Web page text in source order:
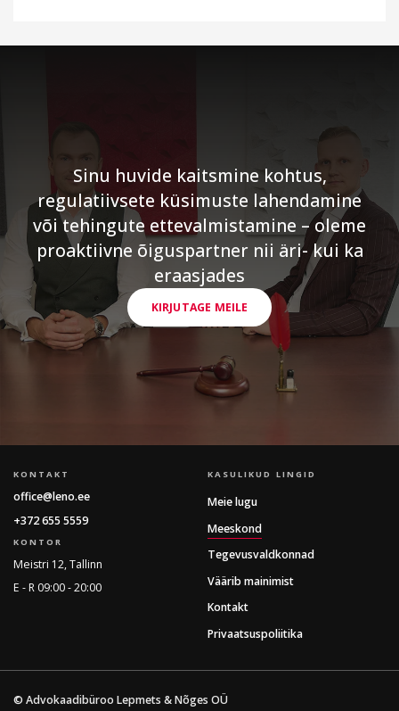
Sinu huvide kaitsmine kohtus,
regulatiivsete küsimuste lahendamine
või tehingute ettevalmistamine – oleme
proaktiivne õiguspartner nii äri- kui ka
eraasjades
KIRJUTAGE MEILE
KONTAKT
office@leno.ee
+372 655 5559
KONTOR
Meistri 12, Tallinn
E - R 09:00 - 20:00
KASULIKUD LINGID
Meie lugu
Meeskond
Tegevusvaldkonnad
Väärib mainimist
Kontakt
Privaatsuspoliitika
© Advokaadibüroo Lepmets & Nõges OÜ